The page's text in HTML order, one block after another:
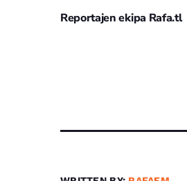
Reportajen ekipa Rafa.tl